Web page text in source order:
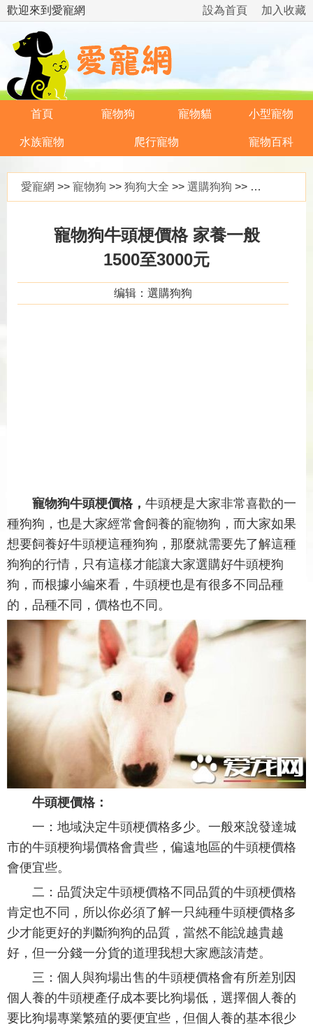
歡迎來到愛寵網 加入收藏
設為首頁
首頁 寵物狗 寵物貓 小型寵物
水族寵物 爬行寵物 寵物百科
愛寵網 >> 寵物狗 >> 狗狗大全 >> 選購狗狗 >> 寵物狗牛頭梗價格 家養一般1500至3000元
寵物狗牛頭梗價格 家養一般
1500至3000元
编辑：選購狗狗
寵物狗牛頭梗價格， 牛頭梗是大家非常喜歡的一
種狗狗，也是大家經常會飼養的寵物狗，而大家如果
想要飼養好牛頭梗這種狗狗，那麼就需要先了解這種
狗狗的行情，只有這樣才能讓大家選購好牛頭梗狗
狗，而根據小編來看，牛頭梗也是有很多不同品種
的，品種不同，價格也不同。
牛頭梗價格：
一：地域決定牛頭梗價格多少。一般來說發達城
市的牛頭梗狗場價格會貴些，偏遠地區的牛頭梗價格
會便宜些。
二：品質決定牛頭梗價格不同品質的牛頭梗價格
肯定也不同，所以你必須了解一只純種牛頭梗價格多
少才能更好的判斷狗狗的品質，當然不能說越貴越
好，但一分錢一分貨的道理我想大家應該清楚。
三：個人與狗場出售的牛頭梗價格會有所差別因
個人養的牛頭梗產仔成本要比狗場低，選擇個人養的
要比狗場專業繁殖的要便宜些，但個人養的基本很少